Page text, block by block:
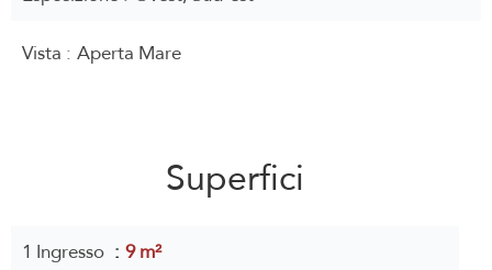
Vista Aperta Mare
Superfici
1 Ingresso
9 m²